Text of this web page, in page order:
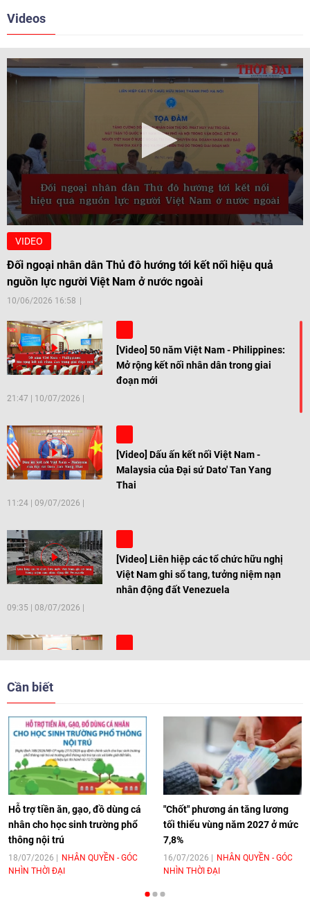
Videos
VIDEO
Đối ngoại nhân dân Thủ đô hướng tới kết nối hiệu quả
nguồn lực người Việt Nam ở nước ngoài
10/06/2026 16:58
[Video] 50 năm Việt Nam - Philippines:
Mở rộng kết nối nhân dân trong giai
đoạn mới
21:47 10/07/2026
[Video] Dấu ấn kết nối Việt Nam -
Malaysia của Đại sứ Dato' Tan Yang
Thai
11:24 09/07/2026
[Video] Liên hiệp các tổ chức hữu nghị
Việt Nam ghi sổ tang, tưởng niệm nạn
nhân động đất Venezuela
09:35 08/07/2026
[Video] Trẻ em Đông Á cùng kiến tạo
[Video] Âm nhạc flamenco gắn kết văn
hoá Việt Nam - Tây Ban Nha
11:10 17/06/2026
[Video] Trao tặng Kỷ niệm chương "Vì
hòa bình, hữu nghị giữa các dân tộc"
cho Đại sứ Hungary tại Việt Nam
Cần biết
Hỗ trợ tiền ăn, gạo, đồ dùng cá
nhân cho học sinh trường phổ
thông nội trú
18/07/2026
NHÂN QUYỀN - GÓC
NHÌN THỜI ĐẠI
"Chốt" phương án tăng lương
tối thiểu vùng năm 2027 ở mức
7,8%
16/07/2026
NHÂN QUYỀN - GÓC
NHÌN THỜI ĐẠI